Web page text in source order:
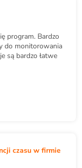
program. Bardzo
do monitorowania
są bardzo łatwe
czasu w firmie